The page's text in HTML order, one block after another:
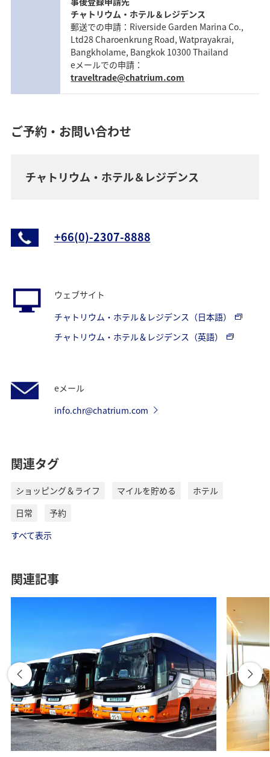
チャトリウム・ホテル＆レジデンス
郵送での申請：Riverside Garden Marina Co.,
Ltd28 Charoenkrung Road, Watprayakrai,
Bangkholame, Bangkok 10300 Thailand
eメールでの申請：
traveltrade@chatrium.com
ご予約・お問い合わせ
チャトリウム・ホテル＆レジデンス
+66(0)-2307-8888
ウェブサイト
チャトリウム・ホテル＆レジデンス（日本語）
チャトリウム・ホテル＆レジデンス（英語）
eメール
info.chr@chatrium.com
関連タグ
ショッピング＆ライフ マイルを貯める
ホテル
日常
予約
すべて表示
関連記事